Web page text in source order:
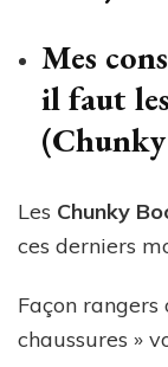
Mes
il faut
Les Chunky
ces derniers
Façon rangers
chaussures »